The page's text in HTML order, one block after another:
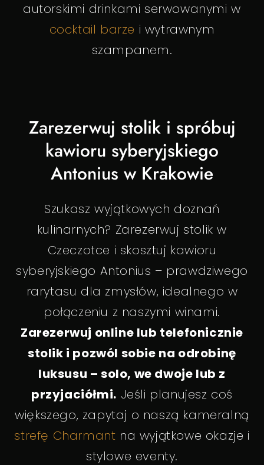
autorskimi drinkami serwowanymi w
cocktail barze i wytrawnym
szampanem.
Zarezerwuj stolik i spróbuj
kawioru syberyjskiego
Antonius w Krakowie
Szukasz wyjątkowych doznań
kulinarnych? Zarezerwuj stolik w
Czeczotce i skosztuj kawioru
syberyjskiego Antonius – prawdziwego
rarytasu dla zmysłów, idealnego w
połączeniu z naszymi winami.
Zarezerwuj online lub telefonicznie
stolik i pozwól sobie na odrobinę
luksusu – solo, we dwoje lub z
przyjaciółmi. Jeśli planujesz coś
większego, zapytaj o naszą kameralną
strefę Charmant na wyjątkowe okazje i
stylowe eventy.